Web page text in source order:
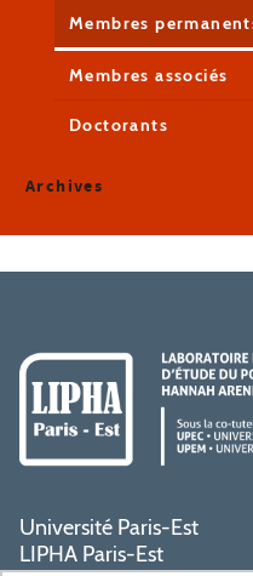
Membres
Membres associés
Doctorants
Archives
Université Paris-Est
LIPHA Paris-Est